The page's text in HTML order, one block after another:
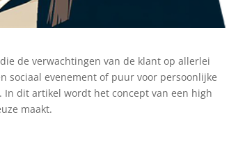
de verwachtingen van de klant op allerlei
sociaal evenement of puur voor persoonlijke
In dit artikel wordt het concept van een high
maakt.